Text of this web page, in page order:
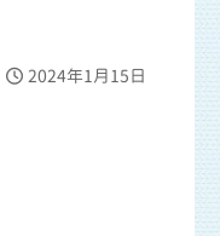
2024年1月15日